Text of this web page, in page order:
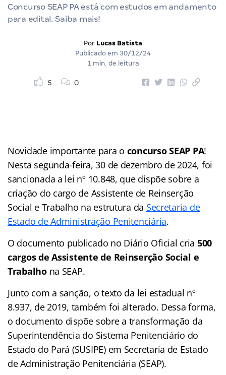
Concurso SEAP PA está com estudos em andamento
para edital. Saiba mais!
Por Lucas Batista
Publicado em 30/12/24
1 min. de leitura
5 0
Novidade importante para o concurso SEAP PA!
Nesta segunda-feira, 30 de dezembro de 2024, foi
sancionada a lei nº 10.848, que dispõe sobre a
criação do cargo de Assistente de Reinserção
Social e Trabalho na estrutura da Secretaria de
Estado de Administração Penitenciária.
O documento publicado no Diário Oficial cria 500
cargos de Assistente de Reinserção Social e
Trabalhona SEAP.
Junto com a sanção, o texto da lei estadual nº
8.937, de 2019, também foi alterado. Dessa forma,
o documento dispõe sobre a transformação da
Superintendência do Sistema Penitenciário do
Estado do Pará (SUSIPE) em Secretaria de Estado
de Administração Penitenciária (SEAP).